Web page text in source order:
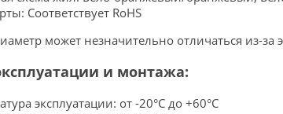
Соответствует RoHS
может незначительно отличаться из-за
и монтажа:
эксплуатации: от -20°C до +60°C